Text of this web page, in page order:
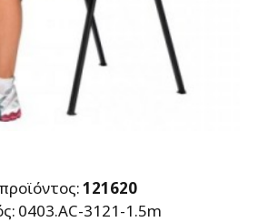
121620
0403.AC-3121-1.5m